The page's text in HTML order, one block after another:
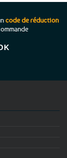
code de réduction